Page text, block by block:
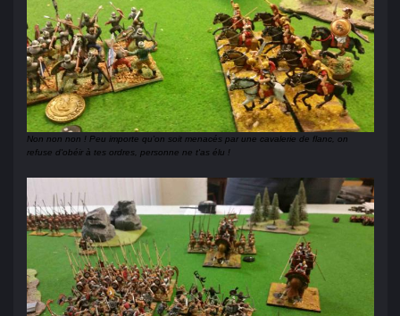
Non non non ! Peu importe qu'on soit menacés par une cavalerie de flanc, on
refuse d'obéir à tes ordres, personne ne t'as élu !